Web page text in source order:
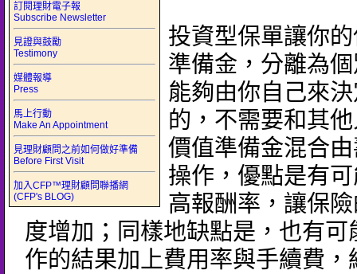
訂閱理財電子報
Subscribe Newsletter
見證與鼓勵
Testimony
媒體報導
Press
馬上行動
Make An Appointment
見理財顧問之前如何做好準備
Before First Visit
加入CFP™理財顧問聯播網
(CFP's BLOG)
投資型保單讓你
準備金，分離為
能夠由你自己來
的，不需要和其
價值準備金混合
操作，優點是有
高報酬率，讓保
度增加；同樣地缺點是，也有可
作的結果加上費用率與手續費，